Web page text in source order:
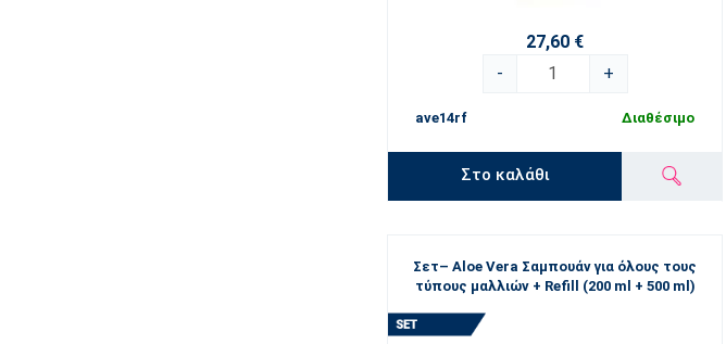
27,60 €
-
+
ave14rf Διαθέσιμο
Στο καλάθι
Σετ– Aloe Vera Σαμπουάν για όλους τους
τύπους μαλλιών + Refill (200 ml + 500 ml)